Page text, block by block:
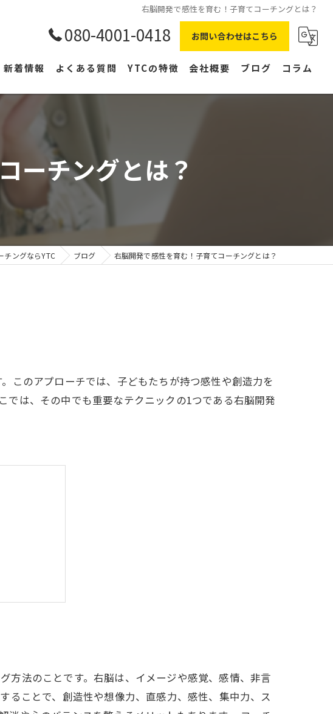
右脳開発で感性を育む！子育てコーチングとは？
080-4001-0418 お問い合わせはこちら
新着情報 よくある質問 YTCの特徴
副業
右脳
会社概要 ブログ コラム
ーチングとは？
チングならYTC ブログ 右脳開発で感性を育む！子育てコーチングとは？
このアプローチでは、子どもたちが持つ感性や創造力を
では、その中でも重要なテクニックの1つである右脳開発
方法のことです。右脳は、イメージや感覚、感情、非言
ることで、創造性や想像力、直感力、感性、集中力、ス